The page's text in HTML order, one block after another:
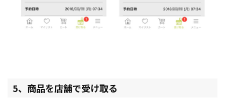
5、商品を店舗で受け取る